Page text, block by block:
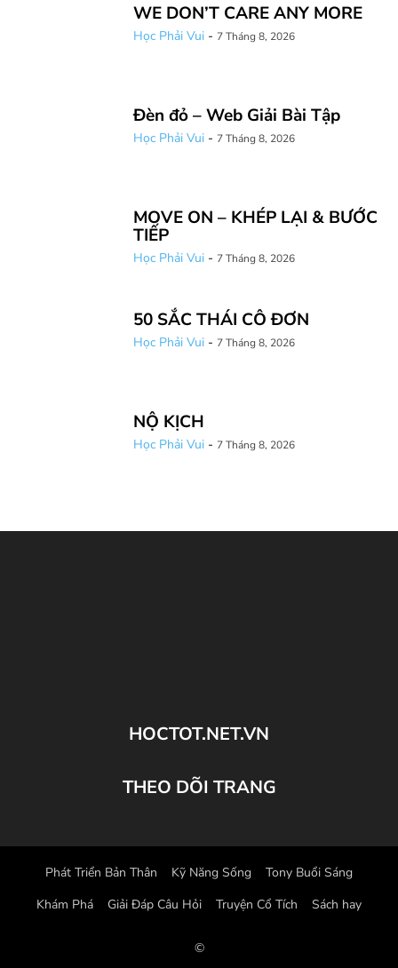
WE DON’T CARE ANY MORE
Học Phải Vui - 7 Tháng 8, 2026
Đèn đỏ – Web Giải Bài Tập
Học Phải Vui - 7 Tháng 8, 2026
MOVE ON – KHÉP LẠI & BƯỚC
TIẾP
Học Phải Vui - 7 Tháng 8, 2026
50 SẮC THÁI CÔ ĐƠN
Học Phải Vui - 7 Tháng 8, 2026
NỘ KỊCH
Học Phải Vui - 7 Tháng 8, 2026
HOCTOT.NET.VN
THEO DÕI TRANG
Phát Triển Bản Thân Kỹ Năng Sống
Tony Buổi Sáng
Khám Phá
Giải Đáp Câu Hỏi Truyện Cổ Tích Sách hay
©